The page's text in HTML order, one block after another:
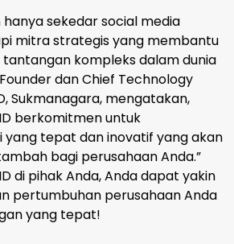
hanya sekedar social media
mitra strategis yang membantu
kompleks dalam dunia
dan Chief Technology
Sukmanagara, mengatakan,
berkomitmen untuk
yang tepat dan inovatif yang akan
bagi perusahaan Anda.”
di pihak Anda, Anda dapat yakin
pertumbuhan perusahaan Anda
yang tepat!